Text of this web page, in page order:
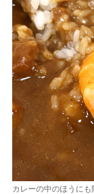
カレーの中のほうにも